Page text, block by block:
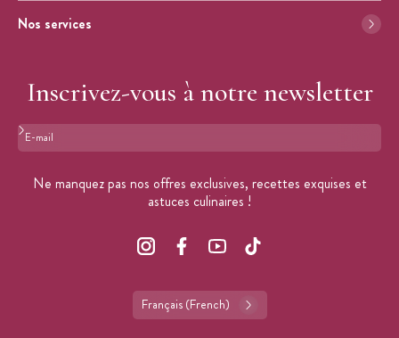
Nos services
Inscrivez-vous à notre newsletter
Format : adresse@email.com
Ne manquez pas nos offres exclusives, recettes exquises et
astuces culinaires !
Français (French)